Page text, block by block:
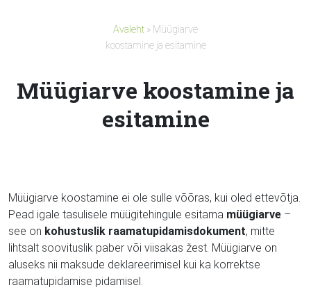
Avaleht » Müügiarve
koostamine ja esitamine
Müügiarve koostamine ja
esitamine
Müügiarve koostamine ei ole sulle võõras, kui oled ettevõtja.
Pead igale tasulisele müügitehingule esitama müügiarve –
see on kohustuslik raamatupidamisdokument, mitte
lihtsalt soovituslik paber või viisakas žest. Müügiarve on
aluseks nii maksude deklareerimisel kui ka korrektse
raamatupidamise pidamisel.